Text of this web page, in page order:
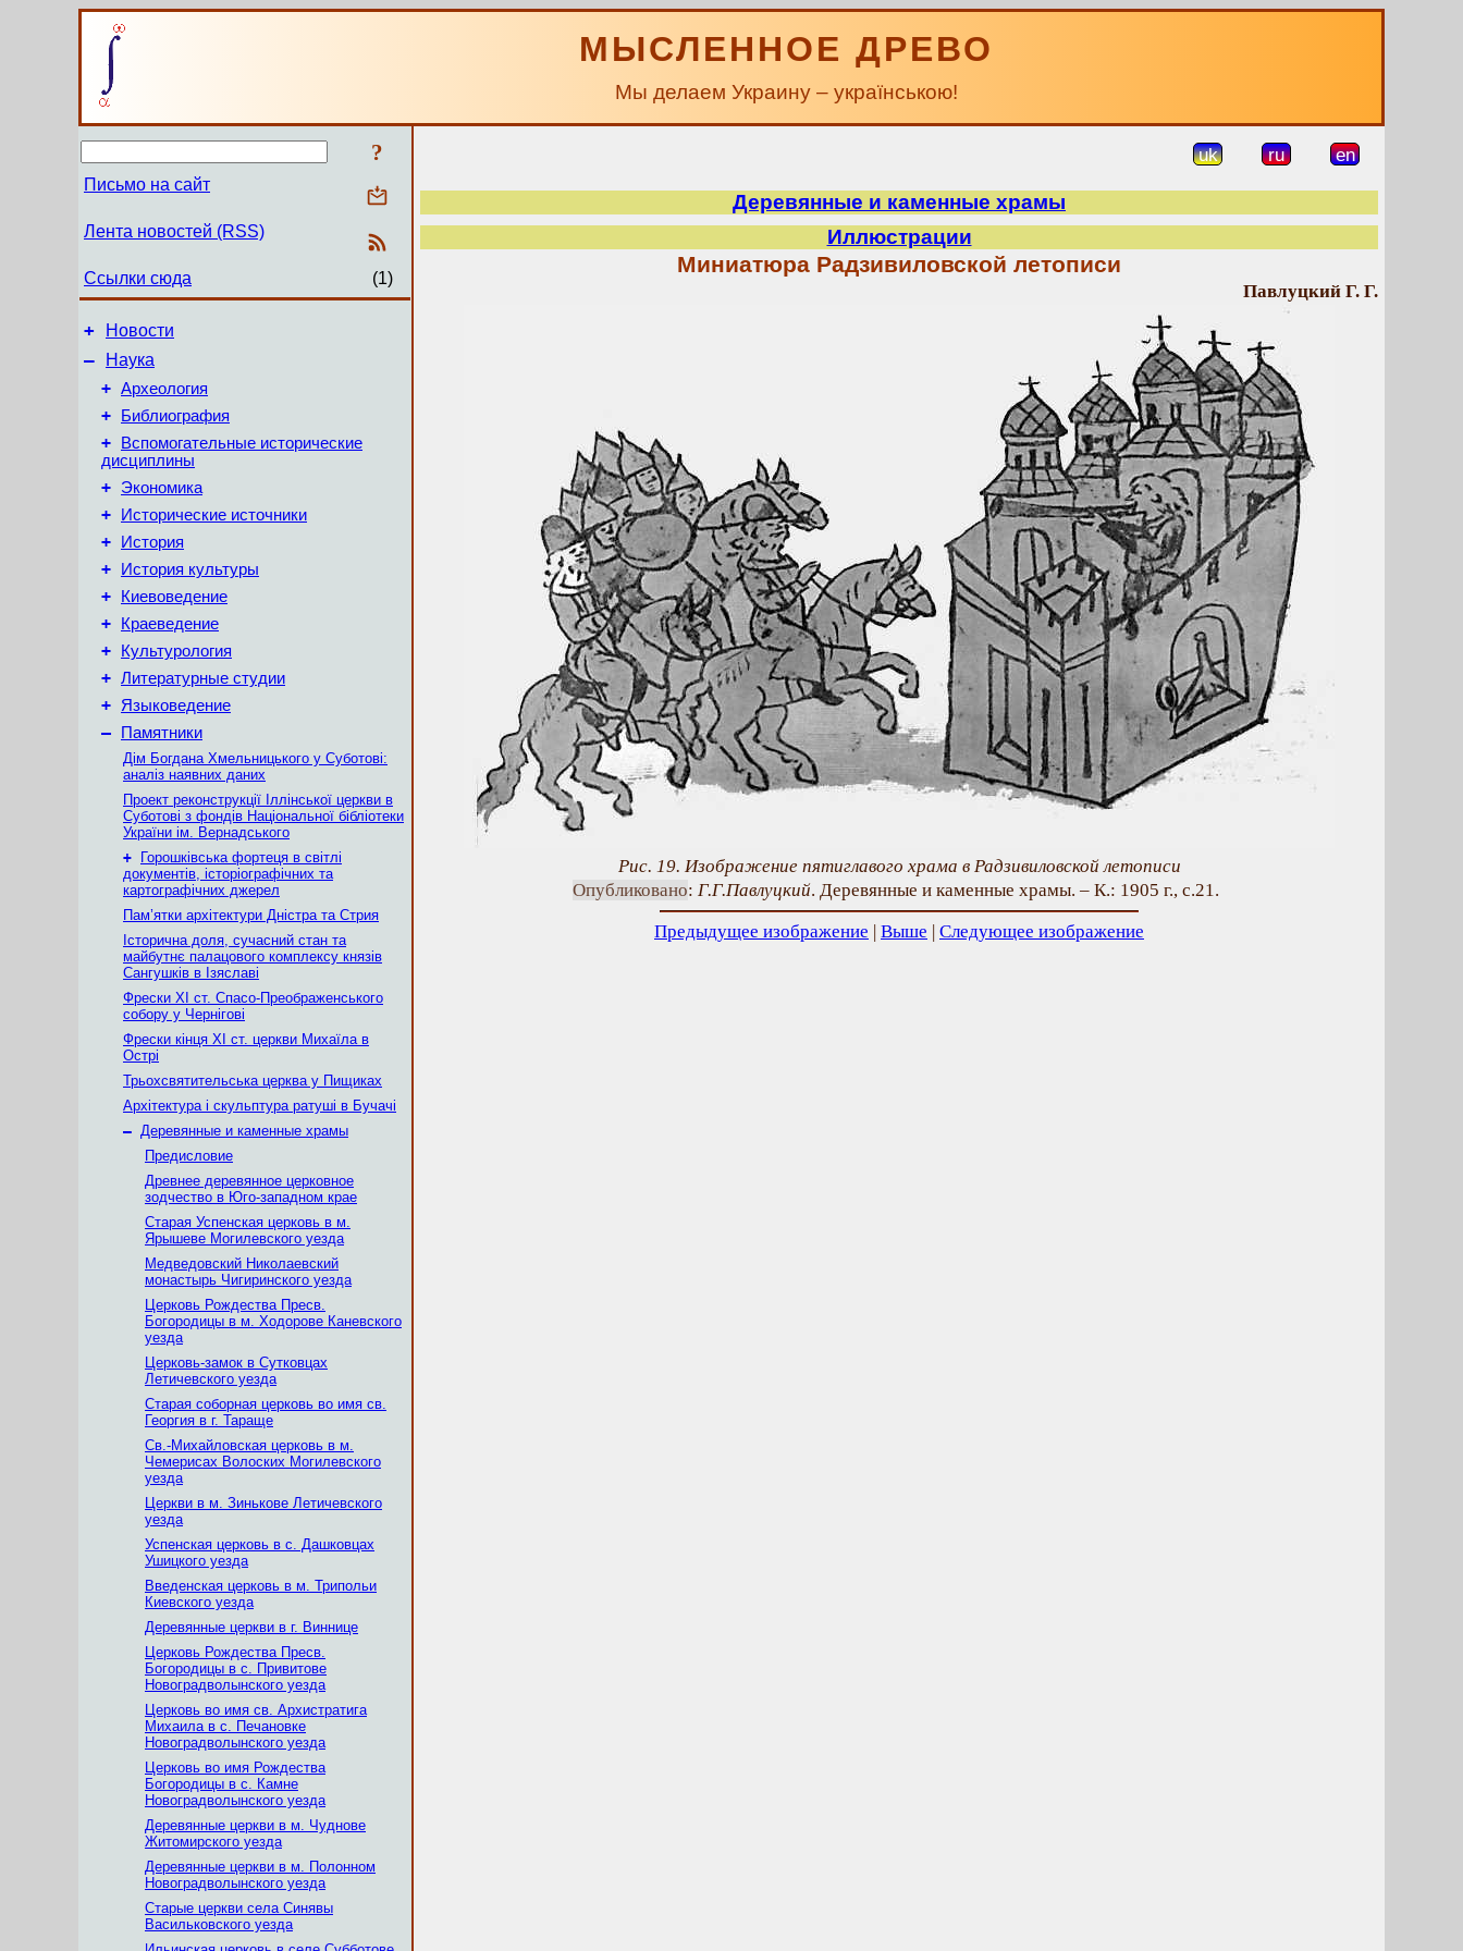
МЫСЛЕННОЕ ДРЕВО
Мы делаем Украину – українською!
?
Письмо на сайт
Лента новостей (RSS)
Ссылки сюда (1)
+ Новости
–
Наука
+ Археология
+ Библиография
+
Вспомогательные исторические
дисциплины
+ Экономика
+ Исторические источники
+ История
+ История культуры
+ Киевоведение
+ Краеведение
+ Культурология
+ Литературные студии
+ Языковедение
– Памятники
Дім Богдана Хмельницького у Суботові:
аналіз наявних даних
Проект реконструкції Іллінської церкви в
Суботові з фондів Національної бібліотеки
України ім. Вернадського
+
Горошківська фортеця в світлі
документів, історіографічних та
картографічних джерел
Пам’ятки архітектури Дністра та Стрия
Історична доля, сучасний стан та
майбутнє палацового комплексу князів
Сангушків в Ізяславі
Фрески ХІ ст. Спасо-Преображенського
собору у Чернігові
Фрески кінця ХІ ст. церкви Михаїла в
Острі
Трьохсвятительська церква у Пищиках
Архітектура і скульптура ратуші в Бучачі
– Деревянные и каменные храмы
Предисловие
Древнее деревянное церковное
зодчество в Юго-западном крае
Старая Успенская церковь в м.
Ярышеве Могилевского уезда
Медведовский Николаевский
монаcтырь Чигиринского уезда
Церковь Рождества Пресв.
Богородицы в м. Ходорове Каневского
уезда
Церковь-замок в Сутковцах
Летичевского уезда
Старая соборная церковь во имя св.
Георгия в г. Тараще
Св.-Михайловская церковь в м.
Чемерисах Волоских Могилевского
уезда
Церкви в м. Зинькове Летичевского
уезда
Успенская церковь в с. Дашковцах
Ушицкого уезда
Введенская церковь в м. Трипольи
Киевского уезда
Деревянные церкви в г. Виннице
Церковь Рождества Пресв.
Богородицы в с. Привитове
Новоградволынского уезда
Церковь во имя св. Архистратига
Михаила в с. Печановке
Новоградволынского уезда
Церковь во имя Рождеcтва
Богородицы в с. Камне
Новоградволынского уезда
Деревянные церкви в м. Чуднове
Житомирского уезда
Деревянные церкви в м. Полонном
Новоградволынcкого уезда
Старые церкви села Синявы
Васильковского уезда
uk ru en
Деревянные и каменные храмы
Иллюстрации
Миниатюра Радзивиловской летописи
Павлуцкий Г. Г.
Рис. 19. Изображение пятиглавого храма в Радзивиловской летописи
Опубликовано: Г.Г.Павлуцкий. Деревянные и каменные храмы. – К.: 1905 г., с.21.
Предыдущее изображение | Выше | Следующее изображение